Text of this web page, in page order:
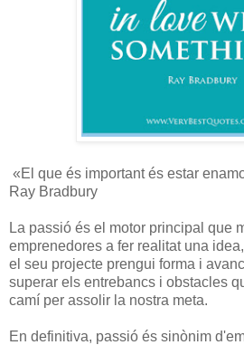
«El que és important és estar
Ray Bradbury
La passió és el motor principal que
emprenedores a fer realitat una
el seu projecte prengui forma i
superar els entrebancs i obstacles
camí per assolir la nostra meta.
En definitiva, passió és sinònim